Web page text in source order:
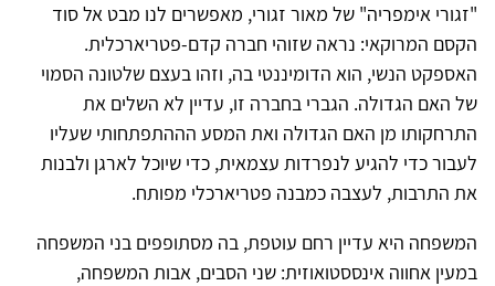
"זגורי אימפריה" של מאור זגורי, מאפשרים לנו מבט אל סוד
הקסם המרוקאי: נראה שזוהי חברה קדם-פטריארכלית.
האספקט הנשי, הוא הדומיננטי בה, וזהו בעצם שלטונה הסמוי
של האם הגדולה. הגברי בחברה זו, עדיין לא השלים את
התרחקותו מן האם הגדולה ואת המסע הההתפתחותי שעליו
לעבור כדי להגיע לנפרדות עצמאית, כדי שיוכל לארגן ולבנות
את התרבות, לעצבה כמבנה פטריארכלי מפותח.
המשפחה היא עדיין רחם עוטפת, בה מסתופפים בני המשפחה
במעין אחווה אינססטואוזית: שני הסבים, אבות המשפחה,